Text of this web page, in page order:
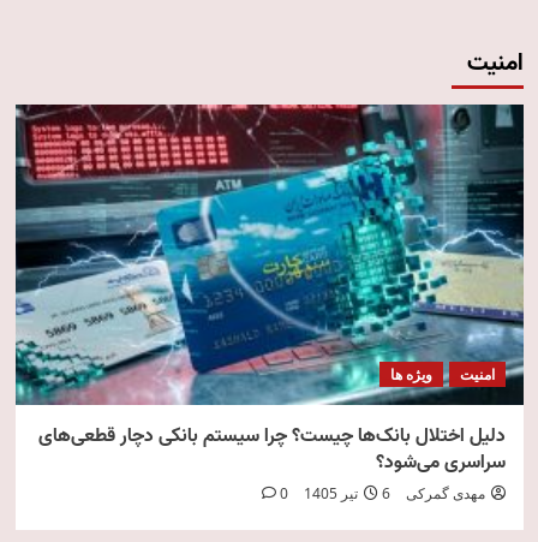
امنیت
امنیت ویژه ها
دلیل اختلال بانک‌ها چیست؟ چرا سیستم بانکی دچار قطعی‌های
سراسری می‌شود؟
مهدی گمرکی 6 تیر 1405 0